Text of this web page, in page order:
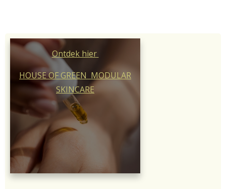
Ontdek hier
HOUSE OF GREEN MODULAR
SKINCARE